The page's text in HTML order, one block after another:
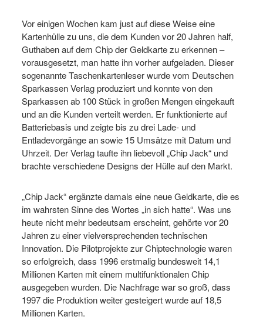
Vor einigen Wochen kam just auf diese Weise eine
Kartenhülle zu uns, die dem Kunden vor 20 Jahren half,
Guthaben auf dem Chip der Geldkarte zu erkennen –
vorausgesetzt, man hatte ihn vorher aufgeladen. Dieser
sogenannte Taschenkartenleser wurde vom Deutschen
Sparkassen Verlag produziert und konnte von den
Sparkassen ab 100 Stück in großen Mengen eingekauft
und an die Kunden verteilt werden. Er funktionierte auf
Batteriebasis und zeigte bis zu drei Lade- und
Entladevorgänge an sowie 15 Umsätze mit Datum und
Uhrzeit. Der Verlag taufte ihn liebevoll „Chip Jack“ und
brachte verschiedene Designs der Hülle auf den Markt.
„Chip Jack“ ergänzte damals eine neue Geldkarte, die es
im wahrsten Sinne des Wortes „in sich hatte“. Was uns
heute nicht mehr bedeutsam erscheint, gehörte vor 20
Jahren zu einer vielversprechenden technischen
Innovation. Die Pilotprojekte zur Chiptechnologie waren
so erfolgreich, dass 1996 erstmalig bundesweit 14,1
Millionen Karten mit einem multifunktionalen Chip
ausgegeben wurden. Die Nachfrage war so groß, dass
1997 die Produktion weiter gesteigert wurde auf 18,5
Millionen Karten.